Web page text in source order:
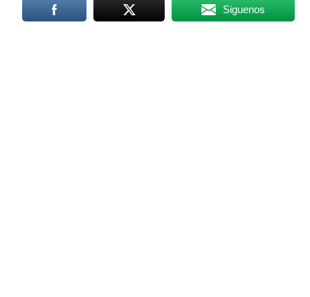
Siguenos